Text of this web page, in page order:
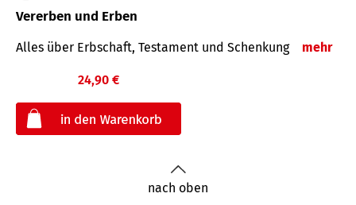
Vererben und Erben
Alles über Erbschaft, Testament und Schenkung mehr
24,90 €
nach oben